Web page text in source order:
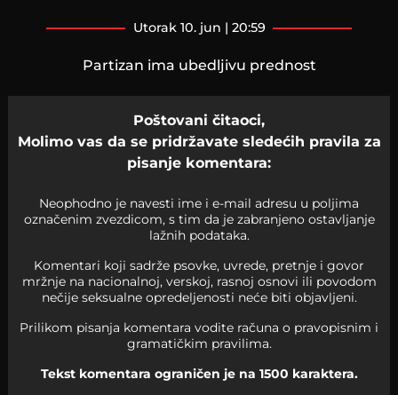
utorak 10. jun | 20:59
Partizan ima ubedljivu prednost
Poštovani čitaoci,
Molimo vas da se pridržavate sledećih pravila za
pisanje komentara:
Neophodno je navesti ime i e-mail adresu u poljima
označenim zvezdicom, s tim da je zabranjeno ostavljanje
lažnih podataka.
Komentari koji sadrže psovke, uvrede, pretnje i govor
mržnje na nacionalnoj, verskoj, rasnoj osnovi ili povodom
nečije seksualne opredeljenosti neće biti objavljeni.
Prilikom pisanja komentara vodite računa o pravopisnim i
gramatičkim pravilima.
Tekst komentara ograničen je na 1500 karaktera.